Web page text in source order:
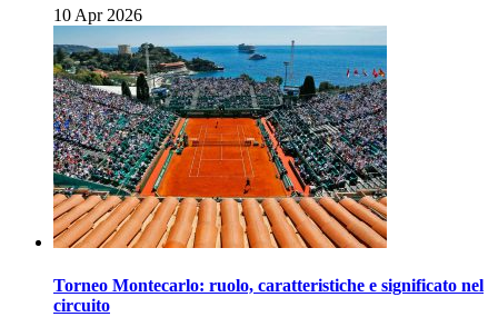
10 Apr 2026
Torneo Montecarlo: ruolo, caratteristiche e significato nel
circuito